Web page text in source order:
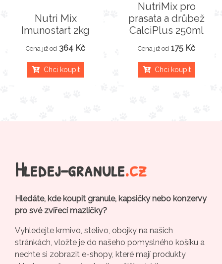
Nutri Mix
Imunostart 2kg
Cena již od 364 Kč
Chci koupit
NutriMix pro
prasata a drůbež
CalciPlus 250ml
Cena již od 175 Kč
Chci koupit
Hledej-granule.cz
Hledáte, kde koupit granule, kapsičky nebo konzervy
pro své zvířecí mazlíčky?
Vyhledejte krmivo, stelivo, obojky na našich
stránkách, vložte je do našeho pomyslného košíku a
nechte si zobrazit e-shopy, které mají produkty